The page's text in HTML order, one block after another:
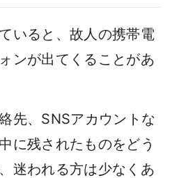
いると、故人の携帯電
ンが出てくることがあ
先、SNSアカウントな
に残されたものをどう
迷われる方は少なくあ